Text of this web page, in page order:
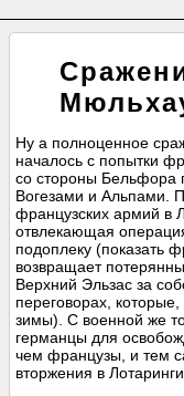
Ну а полноценное
началось с попытки
со стороны Бельфора
Вогезами и Альпами.
французских армий в
отвлекающая
подоплеку (показать
возвращает
Верхний Эльзас за
переговорах,
зимы). С военной же
германцы для
чем французы, и тем
вторжения в